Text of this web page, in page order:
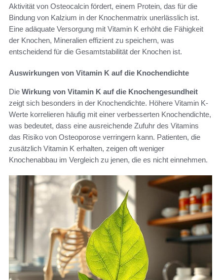
Aktivität von Osteocalcin fördert, einem Protein, das für die
Bindung von Kalzium in der Knochenmatrix unerlässlich ist.
Eine adäquate Versorgung mit Vitamin K erhöht die Fähigkeit
der Knochen, Mineralien effizient zu speichern, was
entscheidend für die Gesamtstabilität der Knochen ist.
Auswirkungen von Vitamin K auf die Knochendichte
Die Wirkung von Vitamin K auf die Knochengesundheit
zeigt sich besonders in der Knochendichte. Höhere Vitamin K-
Werte korrelieren häufig mit einer verbesserten Knochendichte,
was bedeutet, dass eine ausreichende Zufuhr des Vitamins
das Risiko von Osteoporose verringern kann. Patienten, die
zusätzlich Vitamin K erhalten, zeigen oft weniger
Knochenabbau im Vergleich zu jenen, die es nicht einnehmen.